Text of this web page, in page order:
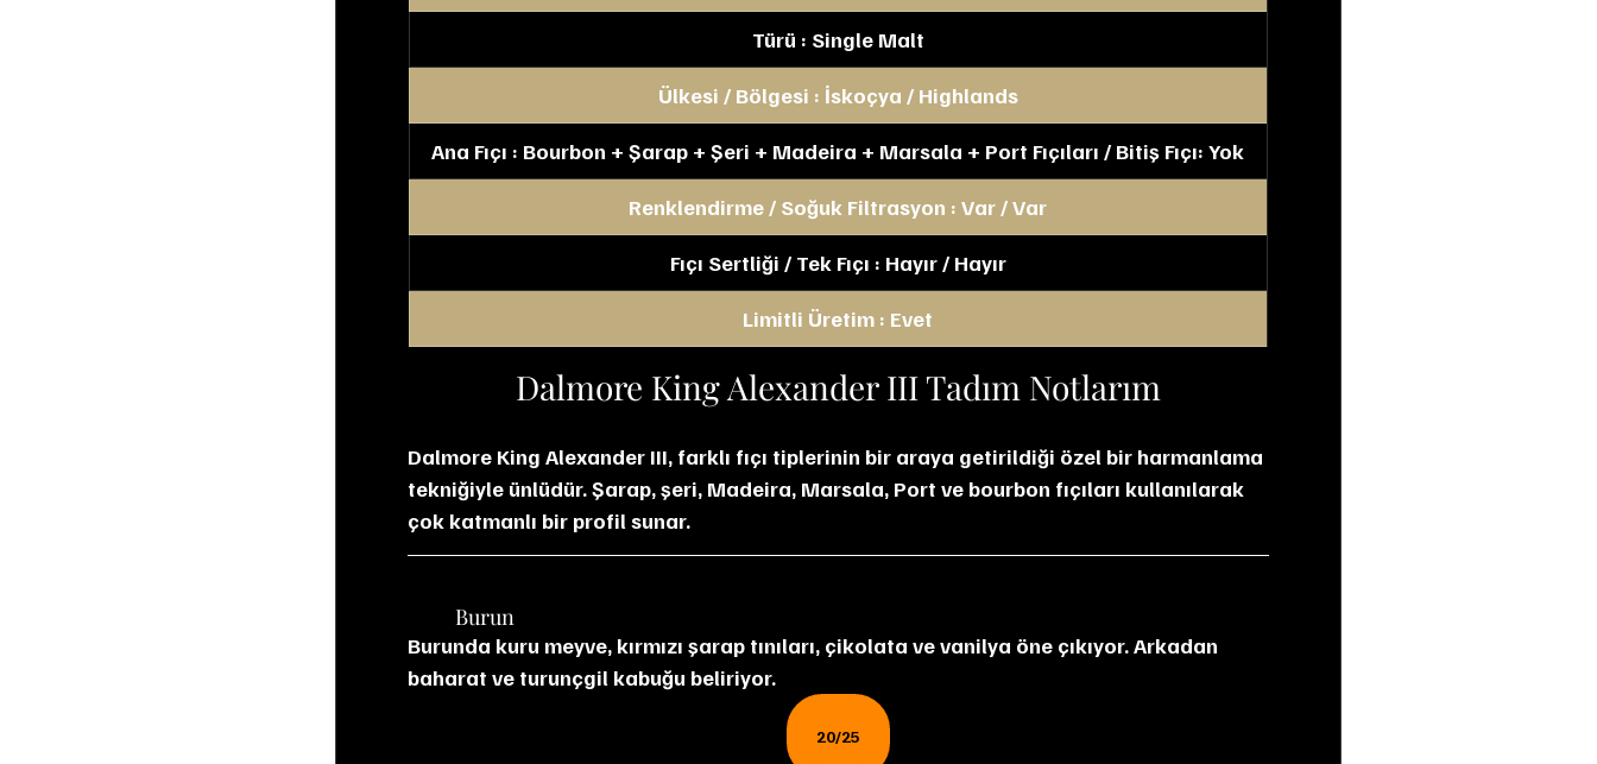
Türü : Single Malt
Ülkesi / Bölgesi : İskoçya / Highlands
Ana Fıçı : Bourbon + Şarap + Şeri + Madeira + Marsala + Port Fıçıları / Bitiş Fıçı: Yok
Renklendirme / Soğuk Filtrasyon : Var / Var
Fıçı Sertliği / Tek Fıçı : Hayır / Hayır
Limitli Üretim : Evet
Dalmore King Alexander III Tadım Notlarım
Dalmore King Alexander III, farklı fıçı tiplerinin bir araya getirildiği özel bir harmanlama
tekniğiyle ünlüdür. Şarap, şeri, Madeira, Marsala, Port ve bourbon fıçıları kullanılarak
çok katmanlı bir profil sunar.
	Burun
Burunda kuru meyve, kırmızı şarap tınıları, çikolata ve vanilya öne çıkıyor. Arkadan
baharat ve turunçgil kabuğu beliriyor.
20/25